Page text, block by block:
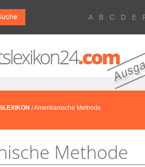
A B C D E
/ Amerikanische Methode
Methode